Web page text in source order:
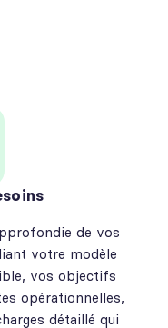
de vos
votre modèle
vos objectifs
opérationnelles,
détaillé qui